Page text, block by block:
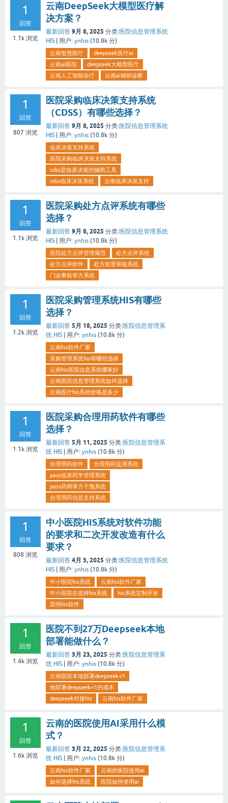
1
回答
1.1k 浏览
云南DeepSeek大模型医疗解
决方案？
最新回答 9月 8, 2025 分类:医院信息管理系统
HIS
用户: ynhis (10.8k 分)
云南智慧医疗
deepseek医疗ai
云南ai医院
deepseek大模型医疗
云南人工智能诊疗
云南ai辅助诊断
1
回答
807 浏览
医院采购临床决策支持系统
（CDSS）有哪些选择？
最新回答 9月 8, 2025 分类:医院信息管理系统
HIS
用户: ynhis (10.8k 分)
临床决策支持系统
医院采购临床决策支持系统
cdss是临床决策的辅助工具
cdss临床决策系统
云南临床决策支持
1
回答
1.1k 浏览
医院采购处方点评系统有哪些
选择？
最新回答 9月 8, 2025 分类:医院信息管理系统
HIS
用户: ynhis (10.8k 分)
医院处方点评管理规范
处方点评系统
处方点评软件
处方前置审核系统
门诊事前审方系统
1
回答
1.2k 浏览
医院采购管理系统HIS有哪些
选择？
最新回答 5月 18, 2025 分类:医院信息管理系
统 HIS
用户: ynhis (10.8k 分)
云南his软件厂家
采购管理系统his有哪些选择
云南his医院信息系统哪家好
云南医院信息管理系统如何选择
云南医疗his系统价格是多少
1
回答
1.1k 浏览
医院采购合理用药软件有哪些
选择？
最新回答 5月 11, 2025 分类:医院信息管理系
统 HIS
用户: ynhis (10.8k 分)
合理用药软件
合理用药监测系统
pass临床药学管理系统
pass药师审方干预系统
合理用药信息支持系统
1
回答
808 浏览
中小医院HIS系统对软件功能
的要求和二次开发改造有什么
要求？
最新回答 4月 3, 2025 分类:医院信息管理系统
HIS
用户: ynhis (10.8k 分)
中小医院his系统
云南his软件厂家
中小医院在选择his系统
his系统定制开发
昆明his软件
1
回答
1.4k 浏览
医院不到27万Deepseek本地
部署能做什么？
最新回答 3月 23, 2025 分类:医院信息管理系
统 HIS
用户: ynhis (10.8k 分)
云南医院本地部署deepseek-r1
地部署deepseek-r1的成本
deepseek对接his
云南his软件厂家
1
回答
1.6k 浏览
云南的医院使用AI采用什么模
式？
最新回答 3月 22, 2025 分类:医院信息管理系
统 HIS
用户: ynhis (10.8k 分)
云南his软件厂家
云南的医院使用ai
如何选择his系统
医院如何使用ai